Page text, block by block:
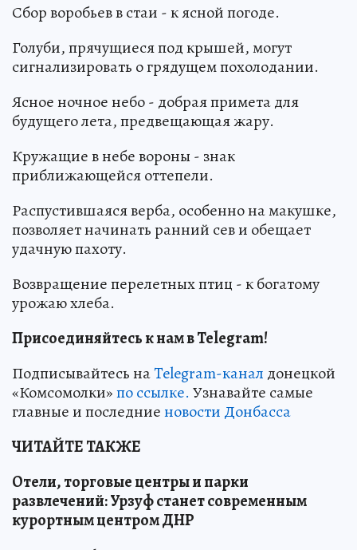
Сбор воробьев в стаи - к ясной погоде.
Голуби, прячущиеся под крышей, могут
сигнализировать о грядущем похолодании.
Ясное ночное небо - добрая примета для
будущего лета, предвещающая жару.
Кружащие в небе вороны - знак
приближающейся оттепели.
Распустившаяся верба, особенно на макушке,
позволяет начинать ранний сев и обещает
удачную пахоту.
Возвращение перелетных птиц - к богатому
урожаю хлеба.
Присоединяйтесь к нам в Telegram!
Подписывайтесь наTelegram-канал донецкой
«Комсомолки»по ссылке. Узнавайте самые
главные и последниеновости Донбасса
ЧИТАЙТЕ ТАКЖЕ
Отели, торговые центры и парки
развлечений: Урзуф станет современным
курортным центром ДНР